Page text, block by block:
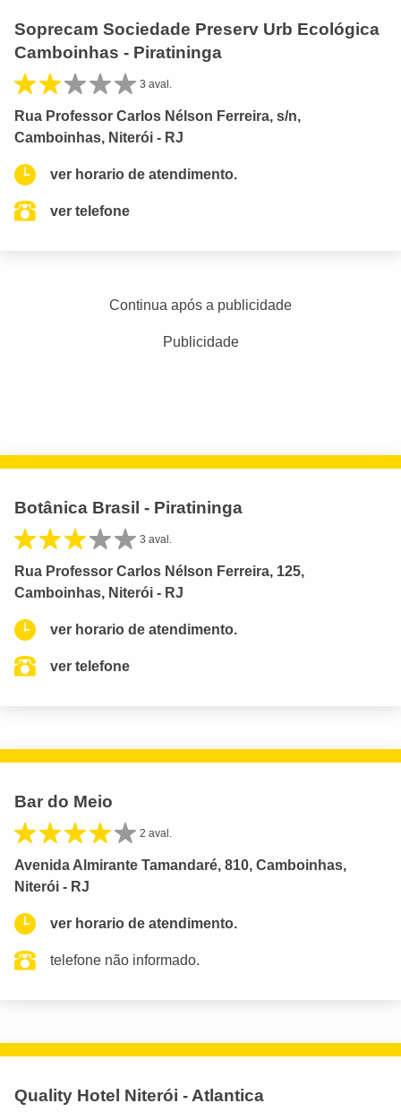
Soprecam Sociedade Preserv Urb Ecológica
Camboinhas - Piratininga
3 aval.
Rua Professor Carlos Nélson Ferreira, s/n,
Camboinhas, Niterói - RJ
ver horario de atendimento.
ver telefone
Continua após a publicidade
Publicidade
Botânica Brasil - Piratininga
3 aval.
Rua Professor Carlos Nélson Ferreira, 125,
Camboinhas, Niterói - RJ
ver horario de atendimento.
ver telefone
Bar do Meio
2 aval.
Avenida Almirante Tamandaré, 810, Camboinhas,
Niterói - RJ
ver horario de atendimento.
telefone não informado.
Quality Hotel Niterói - Atlantica